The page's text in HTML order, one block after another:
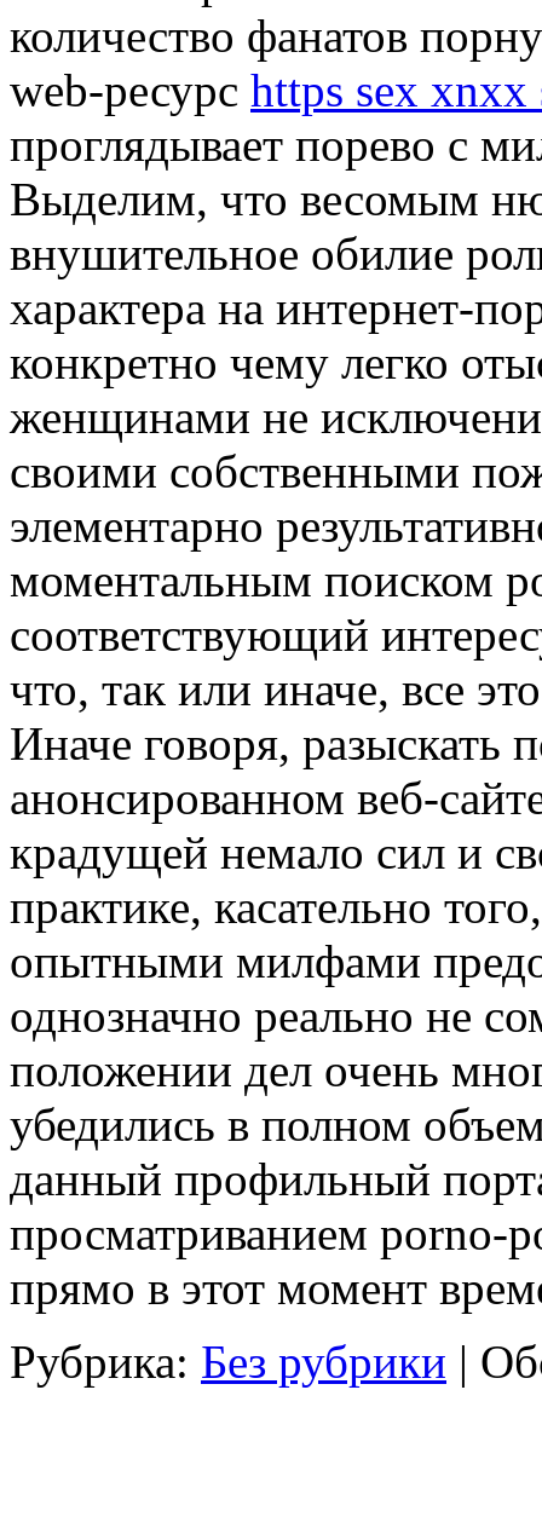
количество фанатов
web-ресурс https sex xnxx
проглядывает порево с
Выделим, что весомым
внушительное обилие
характера на интернет-
конкретно чему легко
женщинами не
своими собственными
элементарно
моментальным поиском
соответствующий
что, так или иначе, все
Иначе говоря, разыскать
анонсированном веб-
крадущей немало сил и
практике, касательно
опытными милфами
однозначно реально не
положении дел очень
убедились в полном
данный профильный
просматриванием porno-
прямо в этот момент
Рубрика: Без рубрики |